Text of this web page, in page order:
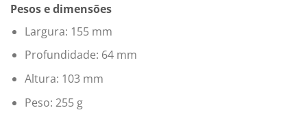
Pesos e dimensões
Largura: 155 mm
Profundidade: 64 mm
Altura: 103 mm
Peso: 255 g